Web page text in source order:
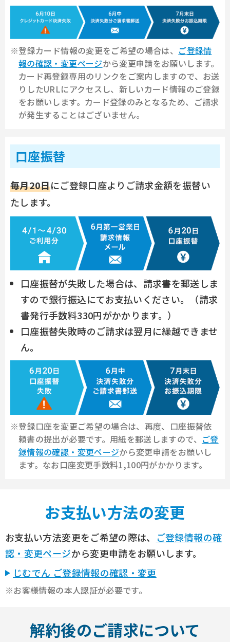
※登録カード情報の変更をご希望の場合は、 ご登録情
報の確認・変更ページから変更申請をお願いします。
カード再登録専用のリンクをご案内しますので、お送
りしたURLにアクセスし、新しいカード情報のご登録
をお願いします。 カード登録のみとなるため、ご請求
が発生することはございません。
口座振替
毎月20日にご登録口座よりご請求金額を振替い
たします。
口座振替が失敗した場合は、請求書を郵送しま
すので銀行振込にてお支払いください。
（請求
書発行手数料330円がかかります。）
口座振替失敗時のご請求は翌月に繰越できませ
ん。
※登録口座を変更ご希望の場合は、再度、口座振替依
頼書の提出が必要です。用紙を郵送しますので、 ご登
録情報の確認・変更ページから変更申請をお願いし
ます。 なお口座変更手数料1,100円がかかります。
お支払い方法の変更
お支払い方法変更をご希望の際は、
ご登録情報の確
認・変更ページから変更申請をお願いします。
じむでん ご登録情報の確認・変更
※お客様情報の本人認証が必要です。
解約後のご請求について